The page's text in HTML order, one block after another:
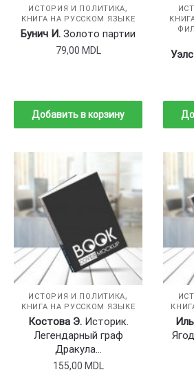
ИСТОРИЯ И ПОЛИТИКА,
КНИГА НА РУССКОМ ЯЗЫКЕ
Бунич И. Золото партии
79,00 MDL
Добавить в корзину
ИСТОРИЯ И ПОЛИТИКА,
КНИГА НА РУССКОМ ЯЗЫКЕ
Костова Э.Историк.
Легендарный граф
Дракула…
155,00 MDL